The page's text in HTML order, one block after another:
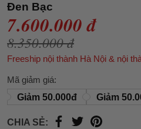
Đen Bạc
7.600.000 đ
8.350.000 đ
Freeship nội thành Hà Nội & nội
Mã giảm giá:
Giảm 50.000đ
Giảm
CHIA SẺ: